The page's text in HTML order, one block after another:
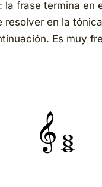
: la frase termina en
en la
Es muy